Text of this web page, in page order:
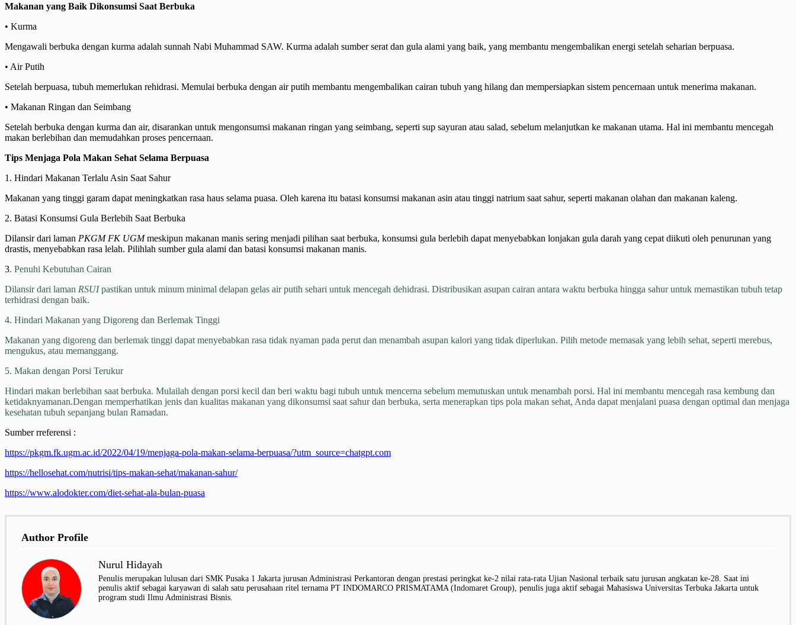
Makanan yang Baik Dikonsumsi Saat Berbuka
• Kurma
Mengawali berbuka dengan kurma adalah sunnah Nabi Muhammad SAW. Kurma adalah sumber serat dan gula alami yang baik, yang membantu mengembalikan energi setelah seharian berpuasa.
• Air Putih
Setelah berpuasa, tubuh memerlukan rehidrasi. Memulai berbuka dengan air putih membantu mengembalikan cairan tubuh yang hilang dan mempersiapkan sistem pencernaan untuk menerima makanan.
• Makanan Ringan dan Seimbang
Setelah berbuka dengan kurma dan air, disarankan untuk mengonsumsi makanan ringan yang seimbang, seperti sup sayuran atau salad, sebelum melanjutkan ke makanan utama. Hal ini membantu mencegah
makan berlebihan dan memudahkan proses pencernaan.
Tips Menjaga Pola Makan Sehat Selama Berpuasa
1. Hindari Makanan Terlalu Asin Saat Sahur
Makanan yang tinggi garam dapat meningkatkan rasa haus selama puasa. Oleh karena itu batasi konsumsi makanan asin atau tinggi natrium saat sahur, seperti makanan olahan dan makanan kaleng.
2. Batasi Konsumsi Gula Berlebih Saat Berbuka
Dilansir dari laman PKGM FK UGMmeskipun makanan manis sering menjadi pilihan saat berbuka, konsumsi gula berlebih dapat menyebabkan lonjakan gula darah yang cepat diikuti oleh penurunan yang
drastis, menyebabkan rasa lelah. Pilihlah sumber gula alami dan batasi konsumsi makanan manis.
3. Penuhi Kebutuhan Cairan
Dilansir dari laman RSUIpastikan untuk minum minimal delapan gelas air putih sehari untuk mencegah dehidrasi. Distribusikan asupan cairan antara waktu berbuka hingga sahur untuk memastikan tubuh tetap
terhidrasi dengan baik.
4. Hindari Makanan yang Digoreng dan Berlemak Tinggi
Makanan yang digoreng dan berlemak tinggi dapat menyebabkan rasa tidak nyaman pada perut dan menambah asupan kalori yang tidak diperlukan. Pilih metode memasak yang lebih sehat, seperti merebus,
mengukus, atau memanggang.
5. Makan dengan Porsi Terukur
Hindari makan berlebihan saat berbuka. Mulailah dengan porsi kecil dan beri waktu bagi tubuh untuk mencerna sebelum memutuskan untuk menambah porsi. Hal ini membantu mencegah rasa kembung dan
ketidaknyamanan.Dengan memperhatikan jenis dan kualitas makanan yang dikonsumsi saat sahur dan berbuka, serta menerapkan tips pola makan sehat, Anda dapat menjalani puasa dengan optimal dan menjaga
kesehatan tubuh sepanjang bulan Ramadan.
Sumber rreferensi :
https://pkgm.fk.ugm.ac.id/2022/04/19/menjaga-pola-makan-selama-berpuasa/?utm_source=chatgpt.com
https://hellosehat.com/nutrisi/tips-makan-sehat/makanan-sahur/
https://www.alodokter.com/diet-sehat-ala-bulan-puasa
Author Profile
Nurul Hidayah
Penulis merupakan lulusan dari SMK Pusaka 1 Jakarta jurusan Administrasi Perkantoran dengan prestasi peringkat ke-2 nilai rata-rata Ujian Nasional terbaik satu jurusan angkatan ke-28. Saat ini
penulis aktif sebagai karyawan di salah satu perusahaan ritel ternama PT INDOMARCO PRISMATAMA (Indomaret Group), penulis juga aktif sebagai Mahasiswa Universitas Terbuka Jakarta untuk
program studi Ilmu Administrasi Bisnis.